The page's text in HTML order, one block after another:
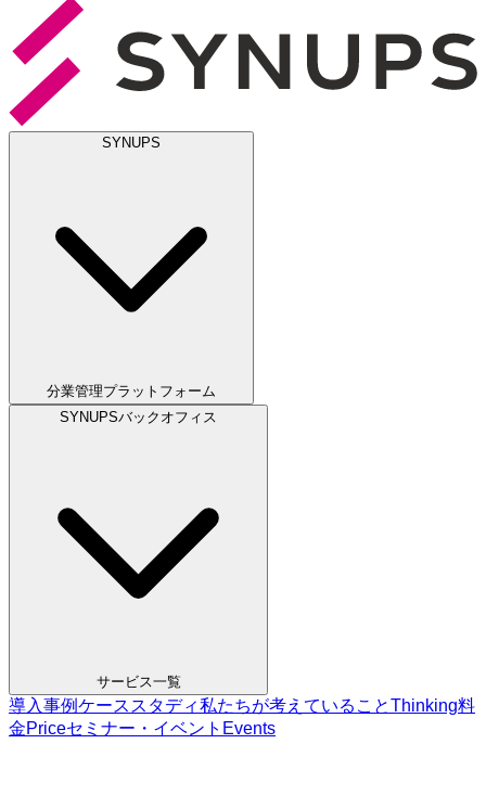
SYNUPS
分業管理プラットフォーム
SYNUPSバックオフィス
サービス一覧
導入事例ケーススタディ私たちが考えていることThinking料
金Priceセミナー・イベント Events